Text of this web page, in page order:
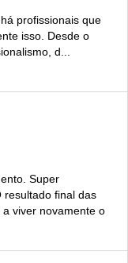
profissionais que
isso. Desde o
d...
Super
resultado final das
viver novamente o